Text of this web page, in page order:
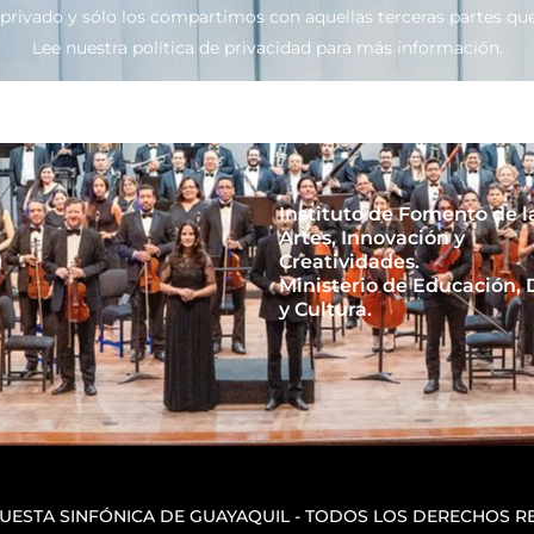
y sólo los compartimos con aquellas terceras partes
Lee nuestra política de privacidad para más información.
Instituto de Fomento de
Artes, Innovación y
Creatividades.
Ministerio de Educación,
y Cultura.
SINFÓNICA DE GUAYAQUIL - TODOS LOS DERECHOS